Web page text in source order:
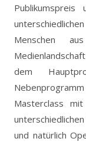
Publikumspreis
Menschen
dem
Masterclass
und natürlich